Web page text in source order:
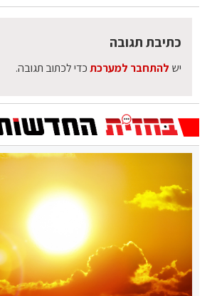
כתיבת תגובה
יש להתחבר למערכתכדי לכתוב תגובה.